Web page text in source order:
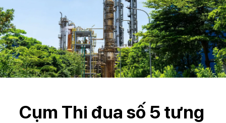
Cụm Thi đua số 5 tưng